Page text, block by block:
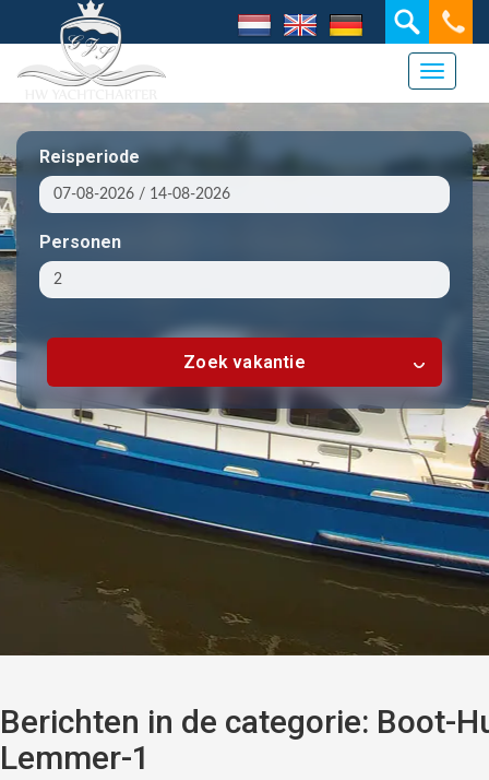
Reisperiode
Personen
Zoek vakantie
Toggle
Berichten in de categorie: Boot-
Lemmer-1